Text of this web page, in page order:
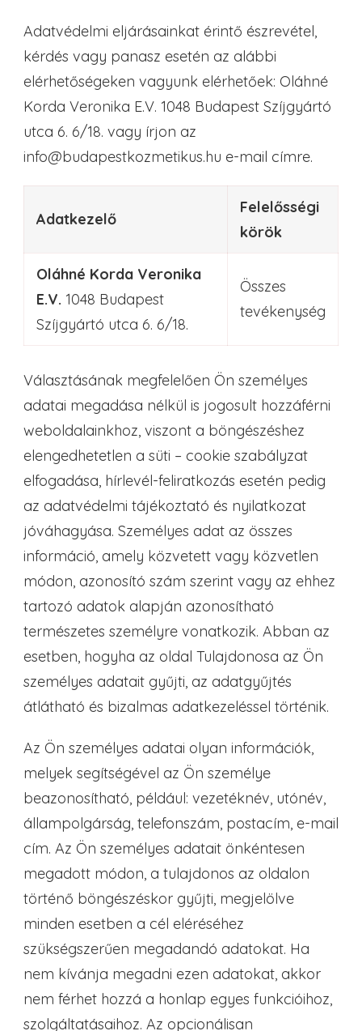
Adatvédelmi eljárásainkat érintő észrevétel,
kérdés vagy panasz esetén az alábbi
elérhetőségeken vagyunk elérhetőek: Oláhné
Korda Veronika E.V. 1048 Budapest Szíjgyártó
utca 6. 6/18. vagy írjon az
info@budapestkozmetikus.hu e-mail címre.
Adatkezelő
Felelősségi
körök
Oláhné Korda Veronika
E.V. 1048 Budapest
Szíjgyártó utca 6. 6/18.
Összes
tevékenység
Választásának megfelelően Ön személyes
adatai megadása nélkül is jogosult hozzáférni
weboldalainkhoz, viszont a böngészéshez
elengedhetetlen a süti – cookie szabályzat
elfogadása, hírlevél-feliratkozás esetén pedig
az adatvédelmi tájékoztató és nyilatkozat
jóváhagyása. Személyes adat az összes
információ, amely közvetett vagy közvetlen
módon, azonosító szám szerint vagy az ehhez
tartozó adatok alapján azonosítható
természetes személyre vonatkozik. Abban az
esetben, hogyha az oldal Tulajdonosa az Ön
személyes adatait gyűjti, az adatgyűjtés
átlátható és bizalmas adatkezeléssel történik.
Az Ön személyes adatai olyan információk,
melyek segítségével az Ön személye
beazonosítható, például: vezetéknév, utónév,
állampolgárság, telefonszám, postacím, e-mail
cím. Az Ön személyes adatait önkéntesen
megadott módon, a tulajdonos az oldalon
történő böngészéskor gyűjti, megjelölve
minden esetben a cél eléréséhez
szükségszerűen megadandó adatokat. Ha
nem kívánja megadni ezen adatokat, akkor
nem férhet hozzá a honlap egyes funkcióihoz,
szolgáltatásaihoz. Az opcionálisan